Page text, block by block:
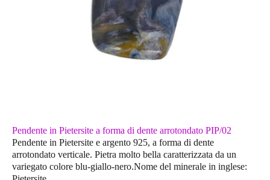
Pendente in Pietersite a forma di dente arrotondato PIP/02
Pendente in Pietersite e argento 925, a forma di dente
arrotondato verticale. Pietra molto bella caratterizzata da un
variegato colore blu-giallo-nero.Nome del minerale in inglese: